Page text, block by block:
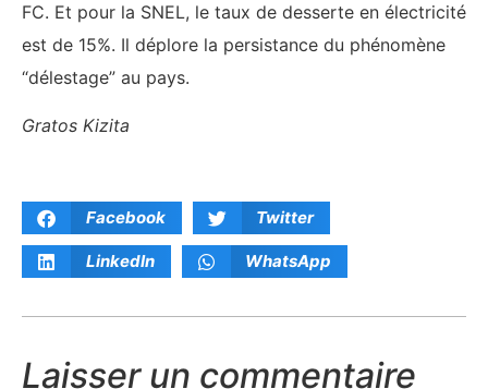
FC. Et pour la SNEL, le taux de desserte en électricité
est de 15%. Il déplore la persistance du phénomène
“délestage” au pays.
Gratos Kizita
Facebook Twitter
LinkedIn WhatsApp
Laisser un commentaire